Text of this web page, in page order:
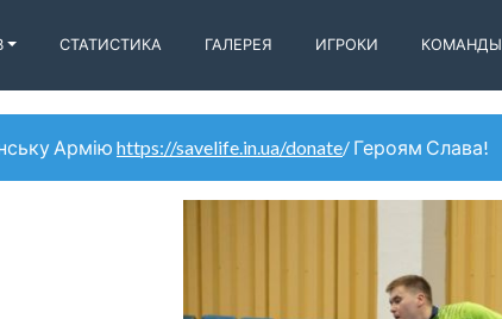
СТАТИСТИКА ГАЛЕРЕЯ ИГРОКИ КОМАНДЫ
Армію https://savelife.in.ua/donate/ Героям Слава!